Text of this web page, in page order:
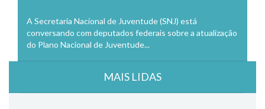
A Secretaria Nacional de Juventude (SNJ) está
conversando com deputados federais sobre a atualização
do Plano Nacional de Juventude...
MAIS LIDAS